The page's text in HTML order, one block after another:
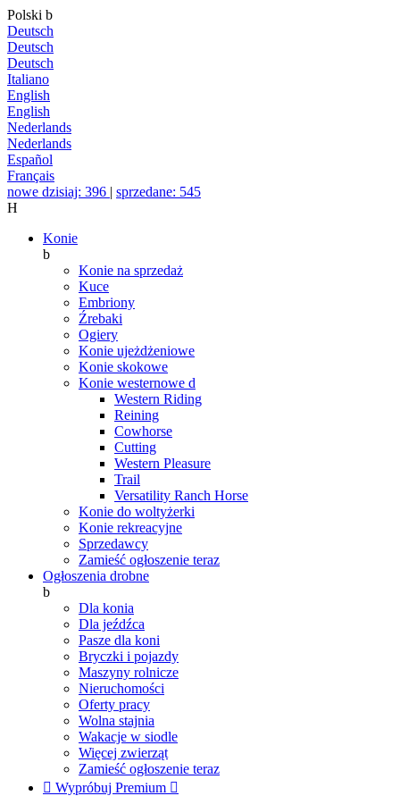
Polski b
Deutsch
Deutsch
Deutsch
Italiano
English
English
Nederlands
Nederlands
Español
Français
nowe dzisiaj: 396 | sprzedane: 545
H
Konie
b
Konie na sprzedaż
Kuce
Embriony
Źrebaki
Ogiery
Konie ujeżdżeniowe
Konie skokowe
Konie westernowe d
Western Riding
Reining
Cowhorse
Cutting
Western Pleasure
Trail
Versatility Ranch Horse
Konie do woltyżerki
Konie rekreacyjne
Sprzedawcy
Zamieść ogłoszenie teraz
Ogłoszenia drobne
b
Dla konia
Dla jeźdźca
Pasze dla koni
Bryczki i pojazdy
Maszyny rolnicze
Nieruchomości
Oferty pracy
Wolna stajnia
Wakacje w siodle
Więcej zwierząt
Zamieść ogłoszenie teraz
 Wypróbuj Premium 